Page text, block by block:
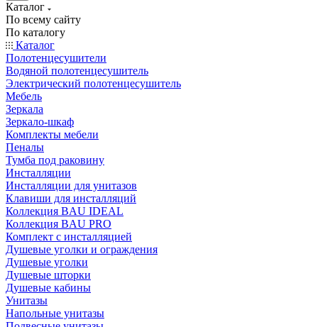
Каталог
По всему сайту
По каталогу
Каталог
Полотенцесушители
Водяной полотенцесушитель
Электрический полотенцесушитель
Мебель
Зеркала
Зеркало-шкаф
Комплекты мебели
Пеналы
Тумба под раковину
Инсталляции
Инсталляции для унитазов
Клавиши для инсталляций
Коллекция BAU IDEAL
Коллекция BAU PRO
Комплект с инсталляцией
Душевые уголки и ограждения
Душевые уголки
Душевые шторки
Душевые кабины
Унитазы
Напольные унитазы